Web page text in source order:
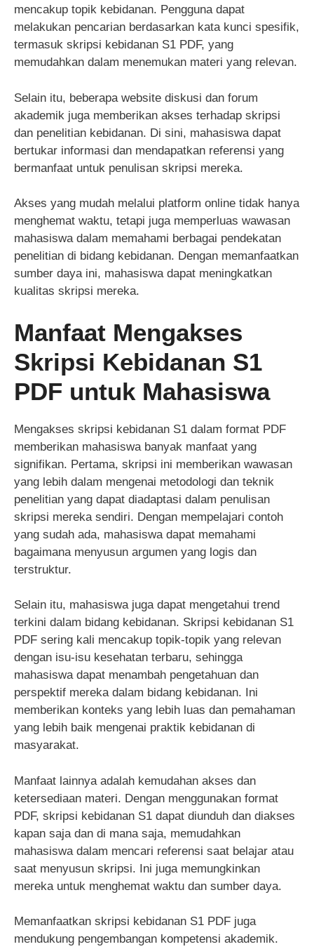
mencakup topik kebidanan. Pengguna dapat
melakukan pencarian berdasarkan kata kunci spesifik,
termasuk skripsi kebidanan S1 PDF, yang
memudahkan dalam menemukan materi yang relevan.
Selain itu, beberapa website diskusi dan forum
akademik juga memberikan akses terhadap skripsi
dan penelitian kebidanan. Di sini, mahasiswa dapat
bertukar informasi dan mendapatkan referensi yang
bermanfaat untuk penulisan skripsi mereka.
Akses yang mudah melalui platform online tidak hanya
menghemat waktu, tetapi juga memperluas wawasan
mahasiswa dalam memahami berbagai pendekatan
penelitian di bidang kebidanan. Dengan memanfaatkan
sumber daya ini, mahasiswa dapat meningkatkan
kualitas skripsi mereka.
Manfaat Mengakses
Skripsi Kebidanan S1
PDF untuk Mahasiswa
Mengakses skripsi kebidanan S1 dalam format PDF
memberikan mahasiswa banyak manfaat yang
signifikan. Pertama, skripsi ini memberikan wawasan
yang lebih dalam mengenai metodologi dan teknik
penelitian yang dapat diadaptasi dalam penulisan
skripsi mereka sendiri. Dengan mempelajari contoh
yang sudah ada, mahasiswa dapat memahami
bagaimana menyusun argumen yang logis dan
terstruktur.
Selain itu, mahasiswa juga dapat mengetahui trend
terkini dalam bidang kebidanan. Skripsi kebidanan S1
PDF sering kali mencakup topik-topik yang relevan
dengan isu-isu kesehatan terbaru, sehingga
mahasiswa dapat menambah pengetahuan dan
perspektif mereka dalam bidang kebidanan. Ini
memberikan konteks yang lebih luas dan pemahaman
yang lebih baik mengenai praktik kebidanan di
masyarakat.
Manfaat lainnya adalah kemudahan akses dan
ketersediaan materi. Dengan menggunakan format
PDF, skripsi kebidanan S1 dapat diunduh dan diakses
kapan saja dan di mana saja, memudahkan
mahasiswa dalam mencari referensi saat belajar atau
saat menyusun skripsi. Ini juga memungkinkan
mereka untuk menghemat waktu dan sumber daya.
Memanfaatkan skripsi kebidanan S1 PDF juga
mendukung pengembangan kompetensi akademik.